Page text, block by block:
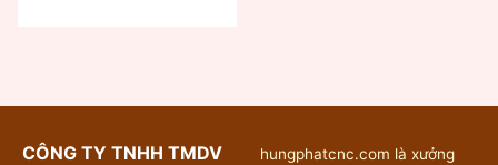
CÔNG TY TNHH TMDV
hungphatcnc.com là xưởng